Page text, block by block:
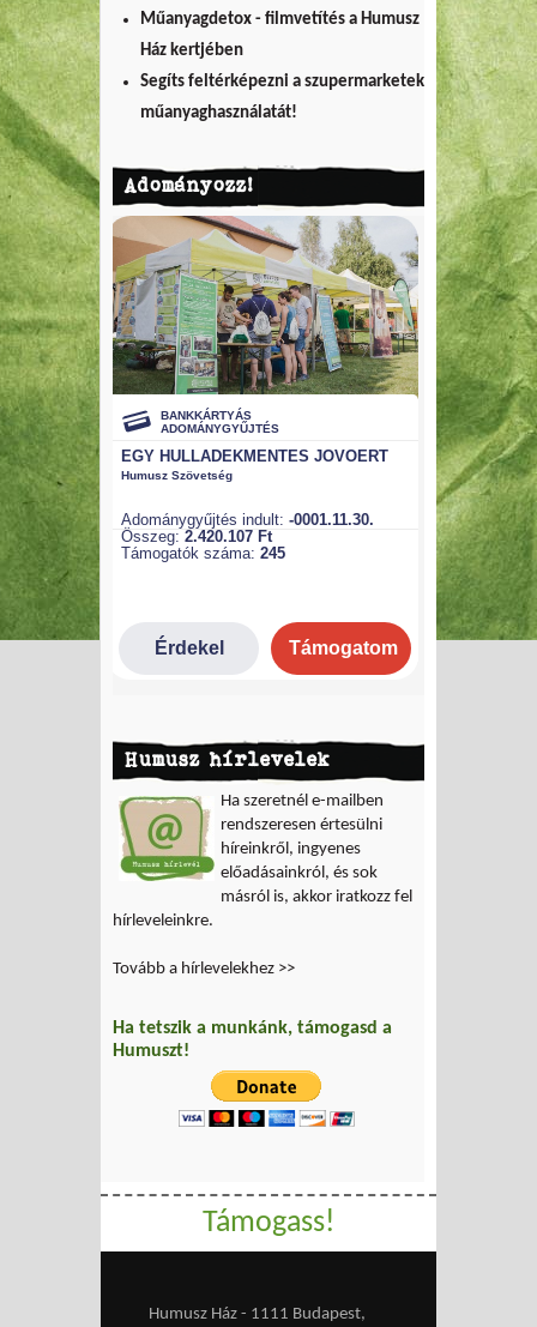
Műanyagdetox - filmvetítés a Humusz
Ház kertjében
Segíts feltérképezni a szupermarketek
műanyaghasználatát!
Adományozz!
Humusz hírlevelek
Ha szeretnél e-mailben
rendszeresen értesülni
híreinkről, ingyenes
előadásainkról, és sok
másról is, akkor iratkozz fel
hírleveleinkre.
Tovább a hírlevelekhez >>
Ha tetszik a munkánk, támogasd a
Humuszt!
Támogass!
Humusz Ház - 1111 Budapest,